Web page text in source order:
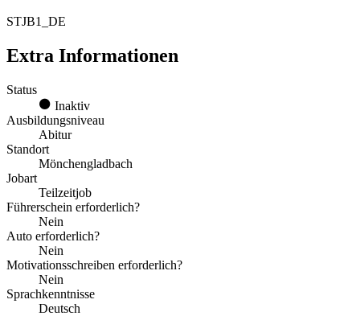
STJB1_DE
Extra Informationen
Status
Inaktiv
Ausbildungsniveau
Abitur
Standort
Mönchengladbach
Jobart
Teilzeitjob
Führerschein erforderlich?
Nein
Auto erforderlich?
Nein
Motivationsschreiben erforderlich?
Nein
Sprachkenntnisse
Deutsch